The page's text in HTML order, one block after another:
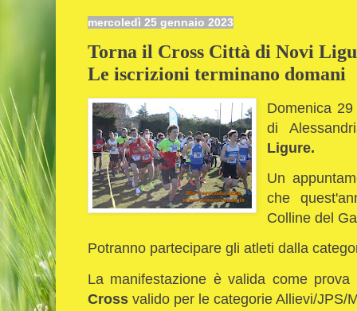
mercoledì 25 gennaio 2023
Torna il Cross Città di Novi
Le iscrizioni terminano domani
Domenica
di
Ligure.
Un
che
Colline del
Potranno partecipare gli atleti dalla
La manifestazione è valida come prova
Cross valido per le categorie Allievi/JPS/